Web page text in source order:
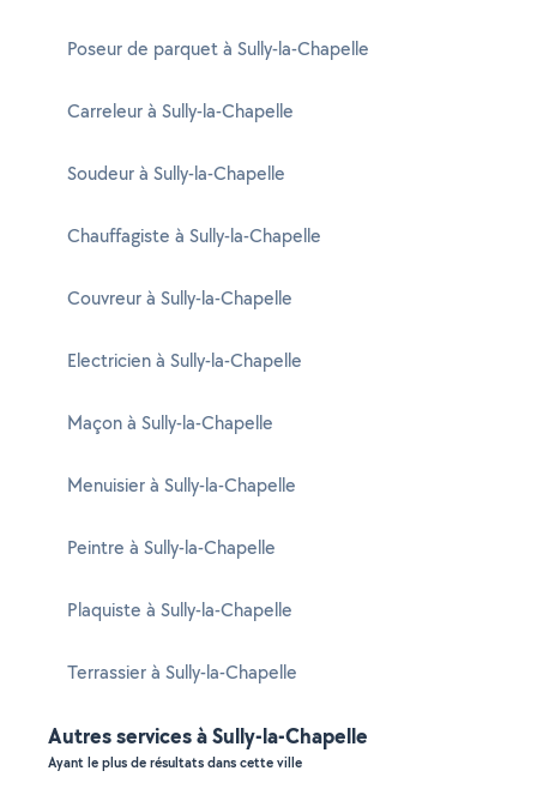
Poseur de parquet à Sully-la-Chapelle
Carreleur à Sully-la-Chapelle
Soudeur à Sully-la-Chapelle
Chauffagiste à Sully-la-Chapelle
Couvreur à Sully-la-Chapelle
Electricien à Sully-la-Chapelle
Maçon à Sully-la-Chapelle
Menuisier à Sully-la-Chapelle
Peintre à Sully-la-Chapelle
Plaquiste à Sully-la-Chapelle
Terrassier à Sully-la-Chapelle
Autres services à Sully-la-Chapelle
Ayant le plus de résultats dans cette ville